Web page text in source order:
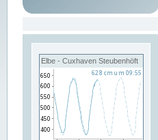
Elbe - Cuxhaven Steubenhöft